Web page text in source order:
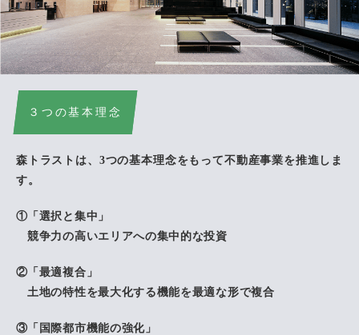
３つの基本理念
森トラストは、3つの基本理念をもって不動産事業を推進しま
す。
「選択と集中」
競争力の高いエリアへの集中的な投資
「最適複合」
土地の特性を最大化する機能を最適な形で複合
「国際都市機能の強化」